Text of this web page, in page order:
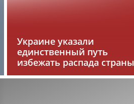
Украине указали
единственный путь
избежать распада страны